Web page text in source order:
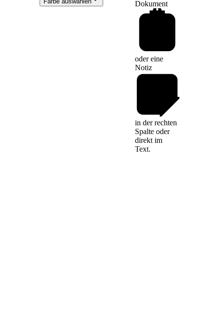
Dokument
oder eine
Notiz
in der rechten
Spalte oder
direkt im
Text.